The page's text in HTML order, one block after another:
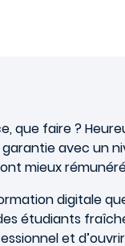
que faire ?
garantie avec un
mieux
digitale
étudiants
et